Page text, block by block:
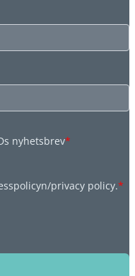
nyhetsbrev*
privacy policy.*